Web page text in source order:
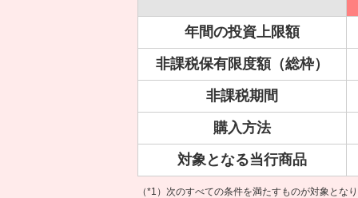
年間の投資上限額
非課税保有限度額（総枠）
非課税期間
購入方法
対象となる当行商品
（*1）次のすべての条件を満たすものが対象と